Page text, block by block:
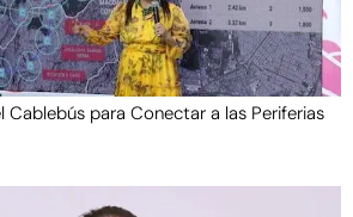
Cablebús para Conectar a las Periferias